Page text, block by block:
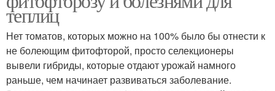
теплиц
Нет томатов, которых можно на 100% было бы отнести к
не болеющим фитофторой, просто селекционеры
вывели гибриды, которые отдают урожай намного
раньше, чем начинает развиваться заболевание.